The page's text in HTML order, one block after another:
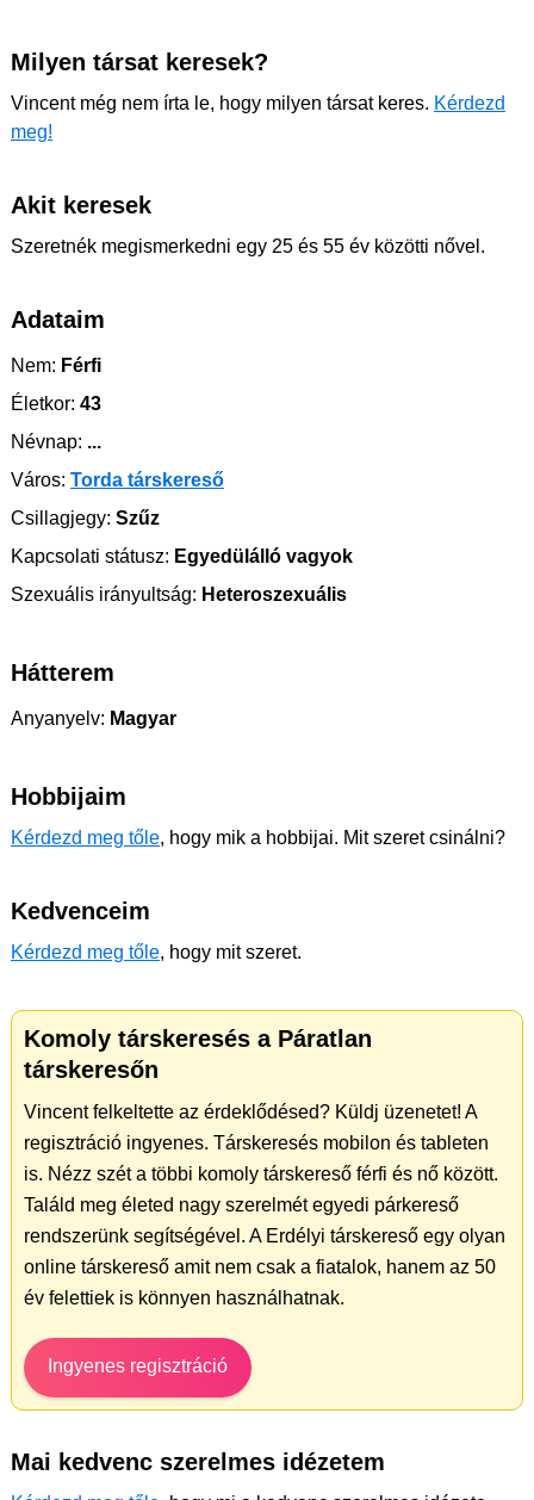
Milyen társat keresek?
Vincent még nem írta le, hogy milyen társat keres. Kérdezd
meg!
Akit keresek
Szeretnék megismerkedni egy 25 és 55 év közötti nővel.
Adataim
Nem: Férfi
Életkor: 43
Névnap: ...
Város: Torda társkereső
Csillagjegy: Szűz
Kapcsolati státusz: Egyedülálló vagyok
Szexuális irányultság: Heteroszexuális
Hátterem
Anyanyelv: Magyar
Hobbijaim
Kérdezd meg tőle, hogy mik a hobbijai. Mit szeret csinálni?
Kedvenceim
Kérdezd meg tőle, hogy mit szeret.
Komoly társkeresés a Páratlan
társkeresőn
Vincent felkeltette az érdeklődésed? Küldj üzenetet! A
regisztráció ingyenes. Társkeresés mobilon és tableten
is. Nézz szét a többi komoly társkereső férfi és nő között.
Találd meg életed nagy szerelmét egyedi párkereső
rendszerünk segítségével. A Erdélyi társkereső egy olyan
online társkereső amit nem csak a fiatalok, hanem az 50
év felettiek is könnyen használhatnak.
Ingyenes regisztráció
Mai kedvenc szerelmes idézetem